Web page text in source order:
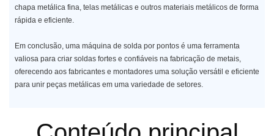
chapa metálica fina, telas metálicas e outros materiais metálicos de forma
rápida e eficiente.
Em conclusão, uma máquina de solda por pontos é uma ferramenta
valiosa para criar soldas fortes e confiáveis ​​na fabricação de metais,
oferecendo aos fabricantes e montadores uma solução versátil e eficiente
para unir peças metálicas em uma variedade de setores.